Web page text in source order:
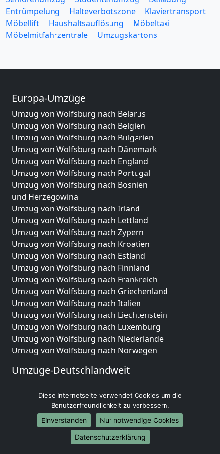
Entrümpelung
Halteverbotszone
Klaviertransport
Möbellift
Haushaltsauflösung
Möbeltaxi
Möbelmitfahrzentrale
Umzugskartons
Europa-Umzüge
Umzug von Wolfsburg nach Belarus
Umzug von Wolfsburg nach Belgien
Umzug von Wolfsburg nach Bulgarien
Umzug von Wolfsburg nach Dänemark
Umzug von Wolfsburg nach England
Umzug von Wolfsburg nach Portugal
Umzug von Wolfsburg nach Bosnien
und Herzegowina
Umzug von Wolfsburg nach Irland
Umzug von Wolfsburg nach Lettland
Umzug von Wolfsburg nach Zypern
Umzug von Wolfsburg nach Kroatien
Umzug von Wolfsburg nach Estland
Umzug von Wolfsburg nach Finnland
Umzug von Wolfsburg nach Frankreich
Umzug von Wolfsburg nach Griechenland
Umzug von Wolfsburg nach Italien
Umzug von Wolfsburg nach Liechtenstein
Umzug von Wolfsburg nach Luxemburg
Umzug von Wolfsburg nach Niederlande
Umzug von Wolfsburg nach Norwegen
Umzüge-Deutschlandweit
Umzug von Wolfsburg nach Hamburg
Umzug von Wolfsburg nach München
Umzug von Wolfsburg nach Köln
Umzug von Wolfsburg nach Frankfurt am Main
Umzug von Wolfsburg nach Stuttgart
Diese Internetseite verwendet Cookies um die
Benutzerfreundlichkeit zu verbessern.
Einverstanden
Nur notwendige Cookies
Datenschutzerklärung